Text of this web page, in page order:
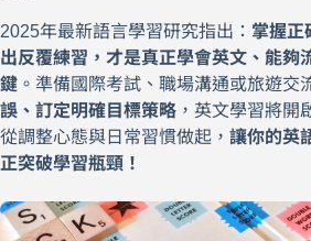
2025年最新語言學習研究指出： 掌握正
出反覆練習，才是真正學會英文、能夠
鍵 。準備國際考試、職場溝通或旅遊交
誤、訂定明確目標策略 ，英文學習將開
從調整心態與日常習慣做起， 讓你的英
正突破學習瓶頸！